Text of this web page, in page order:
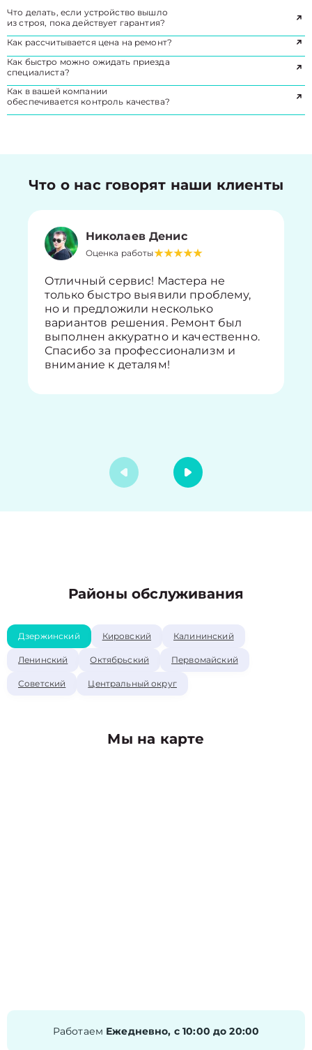
Что делать, если устройство вышло
из строя, пока действует гарантия?
Как рассчитывается цена на ремонт?
Как быстро можно ожидать приезда
специалиста?
Как в вашей компании
обеспечивается контроль качества?
Что о нас говорят наши клиенты
Николаев Денис
Оценка работы
Отличный сервис! Мастера не
только быстро выявили проблему,
но и предложили несколько
вариантов решения. Ремонт был
выполнен аккуратно и качественно.
Спасибо за профессионализм и
внимание к деталям!
Районы обслуживания
Дзержинский Кировский Калининский
Ленинский Октябрьский Первомайский
Советский Центральный округ
Мы на карте
Работаем Ежедневно, с 10:00 до 20:00